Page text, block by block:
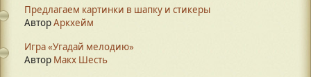
Предлагаем картинки в шапку и стикеры
АвторАркхейм
Игра «Угадай мелодию»
Автор Макх Шесть